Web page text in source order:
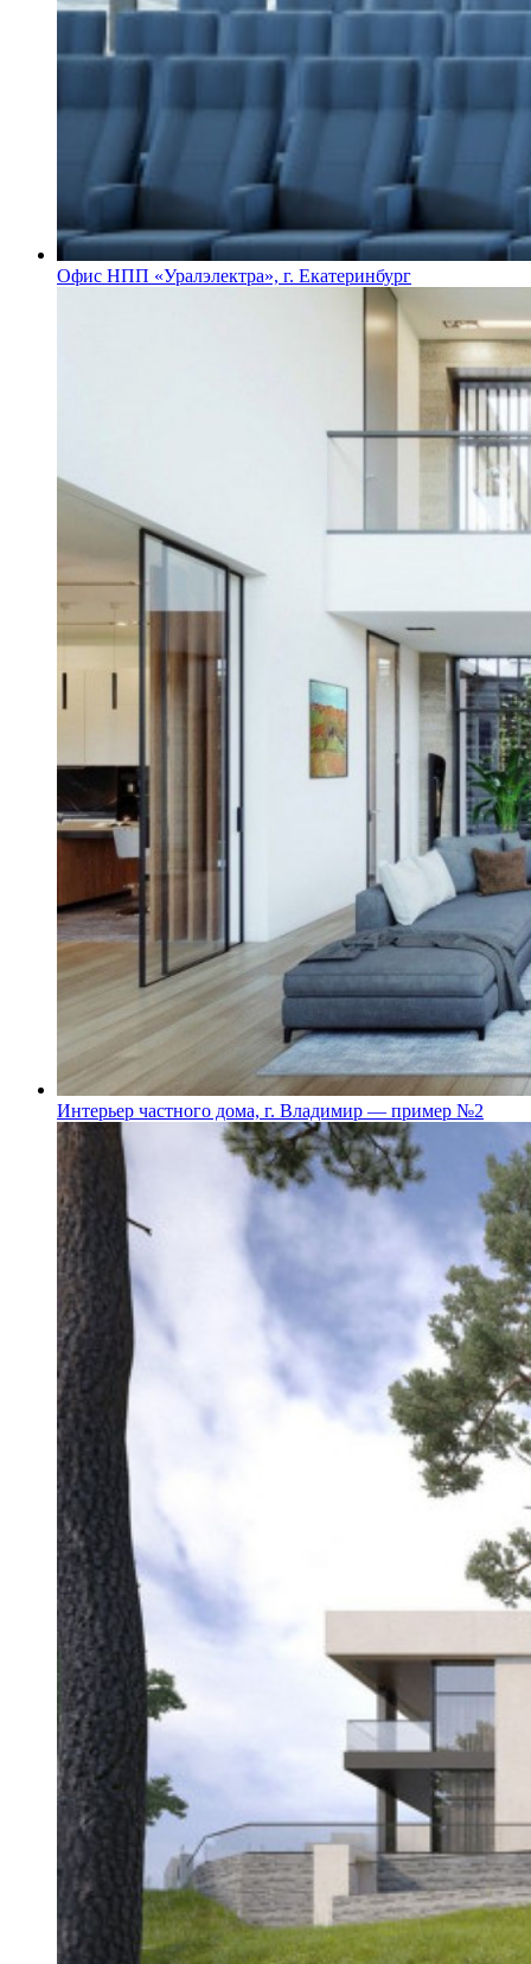
Офис НПП «Уралэлектра», г. Екатеринбург
Интерьер частного дома, г. Владимир — пример №2